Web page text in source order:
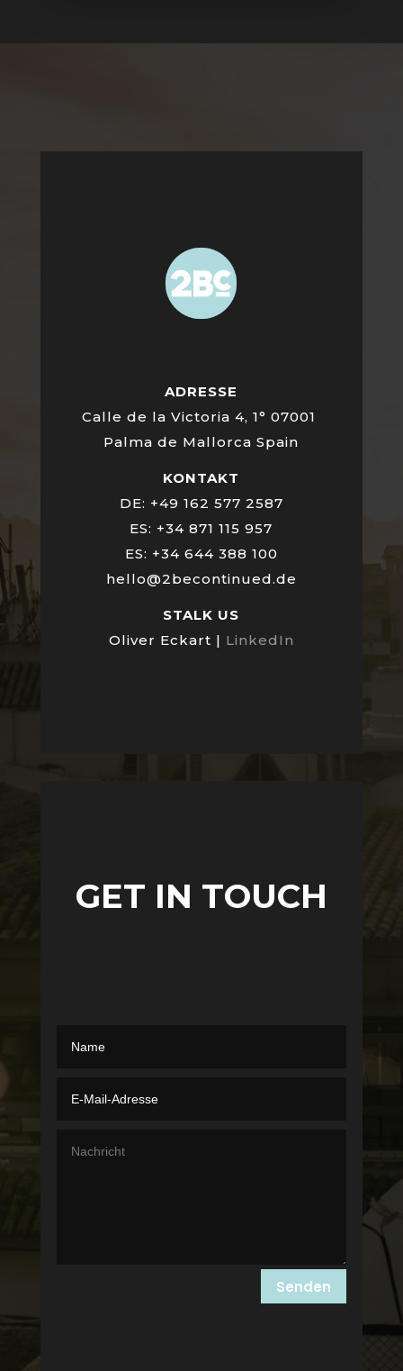
ADRESSE
Calle de la Victoria 4, 1° 07001
Palma de Mallorca Spain
KONTAKT
DE: +49 162 577 2587
ES: +34 871 115 957
ES: +34 644 388 100
hello@2becontinued.de
STALK US
Oliver Eckart | LinkedIn
GET IN TOUCH
Senden